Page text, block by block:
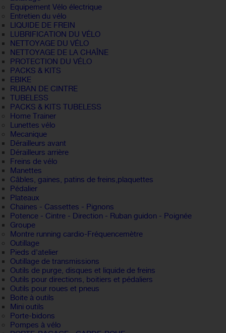
Equipement Vélo électrique
Entretien du vélo
LIQUIDE DE FREIN
LUBRIFICATION DU VÉLO
NETTOYAGE DU VÉLO
NETTOYAGE DE LA CHAÎNE
PROTECTION DU VÉLO
PACKS & KITS
EBIKE
RUBAN DE CINTRE
TUBELESS
PACKS & KITS TUBELESS
Home Trainer
Lunettes vélo
Mecanique
Dérailleurs avant
Dérailleurs arrière
Freins de vélo
Manettes
Câbles, gaines, patins de freins,plaquettes
Pédalier
Plateaux
Chaines - Cassettes - Pignons
Potence - Cintre - Direction - Ruban guidon - Poignée
Groupe
Montre running cardio-Fréquencemètre
Outillage
Pieds d'atelier
Outillage de transmissions
Outils de purge, disques et liquide de freins
Outils pour directions, boitiers et pédaliers
Outils pour roues et pneus
Boite à outils
Mini outils
Porte-bidons
Pompes à vélo